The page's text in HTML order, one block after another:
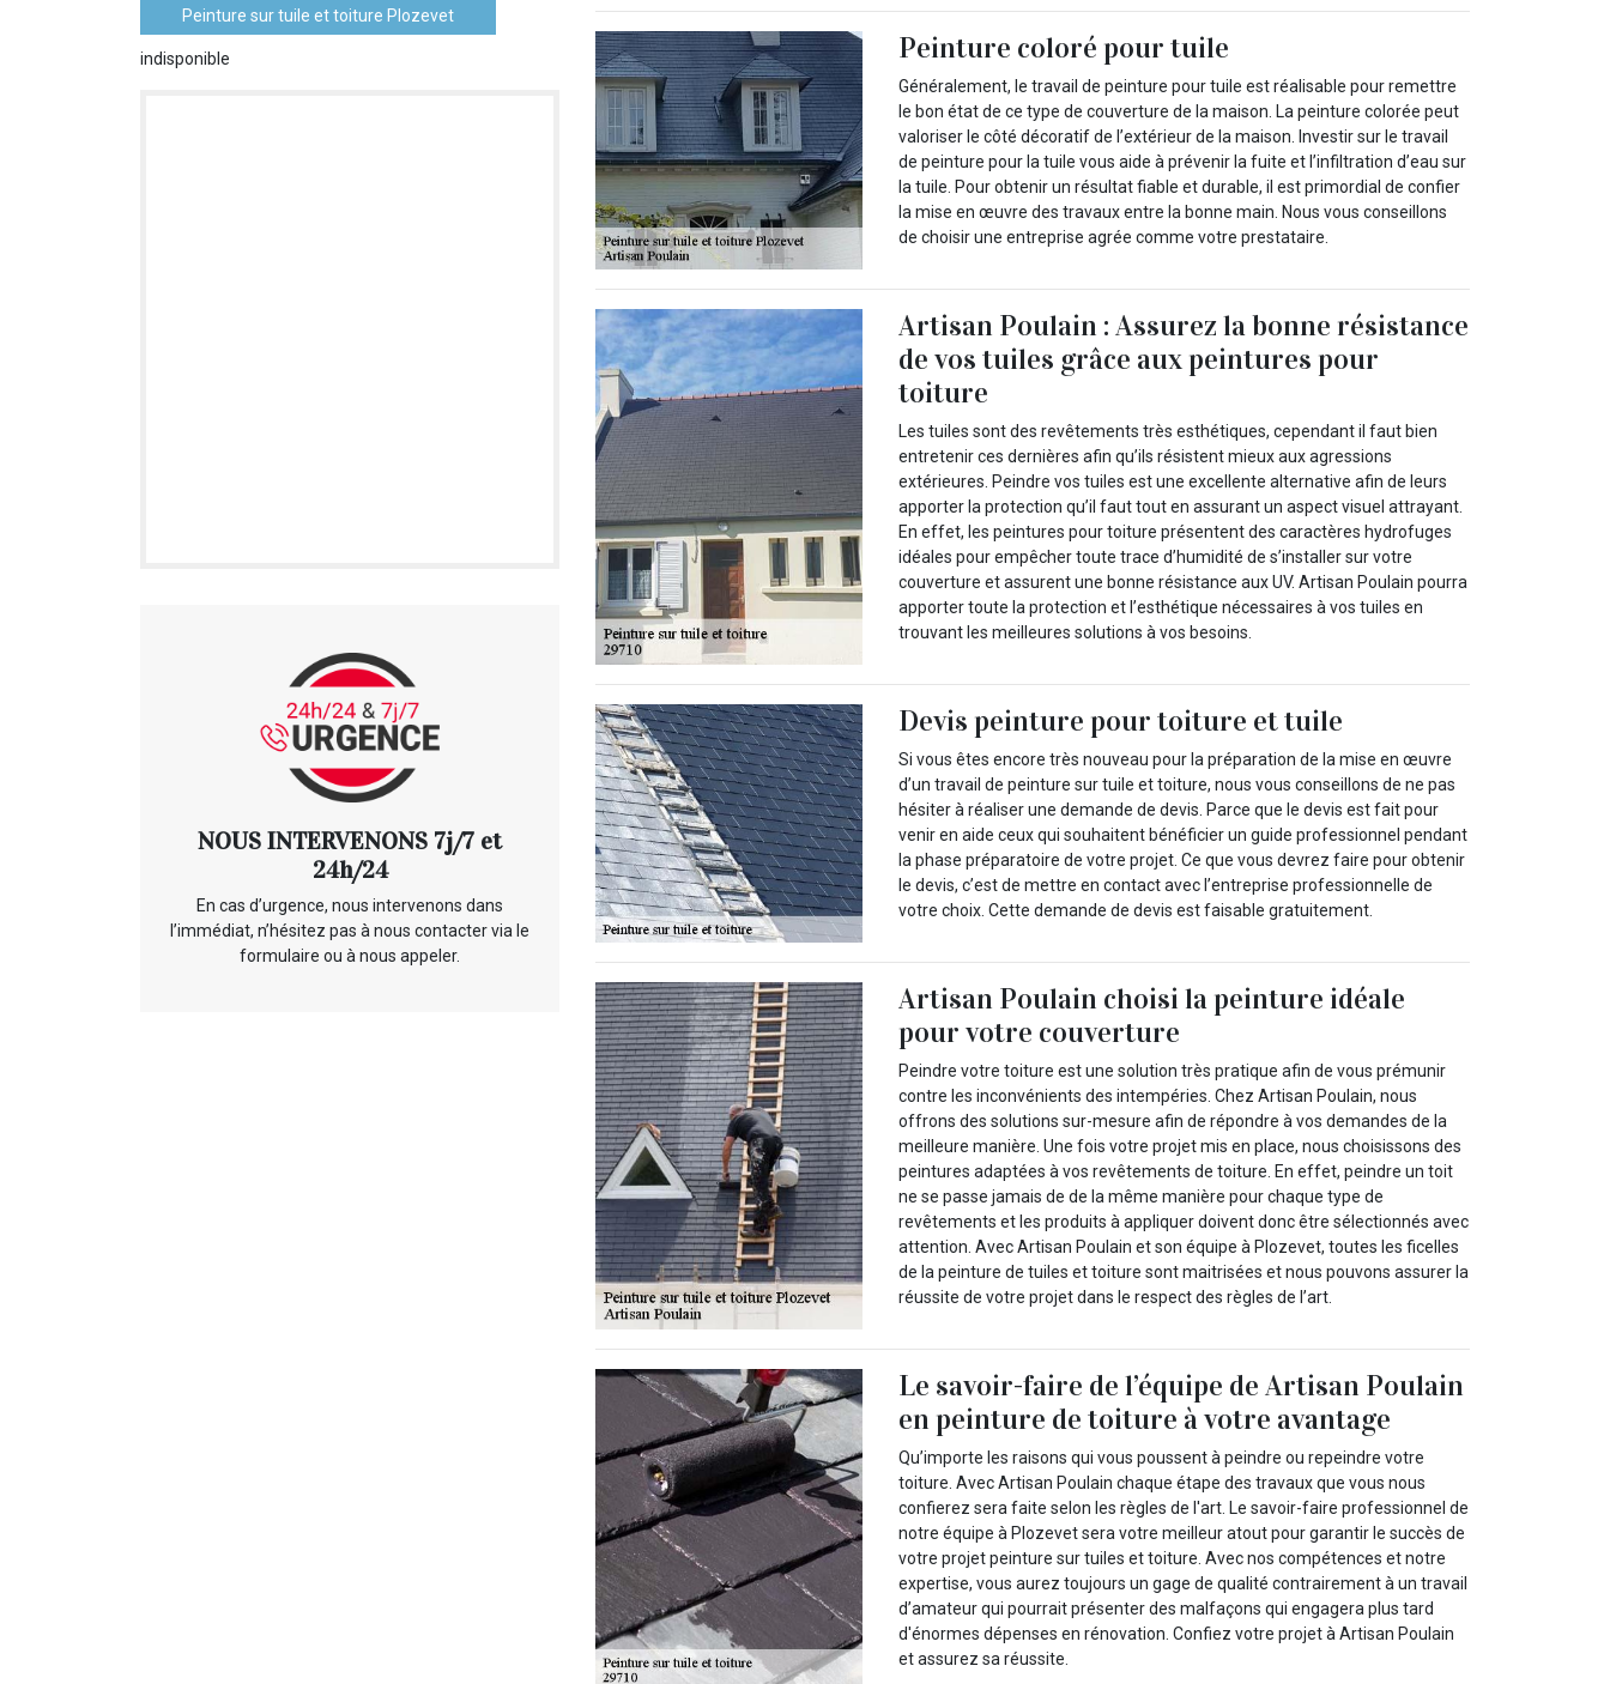
Peinture sur tuile et toiture Plozevet
indisponible
NOUS INTERVENONS 7j/7 et
24h/24
En cas d’urgence, nous intervenons dans
l’immédiat, n’hésitez pas à nous contacter via le
formulaire ou à nous appeler.
Peinture coloré pour tuile
Généralement, le travail de peinture pour tuile est réalisable pour remettre
le bon état de ce type de couverture de la maison. La peinture colorée peut
valoriser le côté décoratif de l’extérieur de la maison. Investir sur le travail
de peinture pour la tuile vous aide à prévenir la fuite et l’infiltration d’eau sur
la tuile. Pour obtenir un résultat fiable et durable, il est primordial de confier
la mise en œuvre des travaux entre la bonne main. Nous vous conseillons
de choisir une entreprise agrée comme votre prestataire.
Artisan Poulain : Assurez la bonne résistance
de vos tuiles grâce aux peintures pour
toiture
Les tuiles sont des revêtements très esthétiques, cependant il faut bien
entretenir ces dernières afin qu’ils résistent mieux aux agressions
extérieures. Peindre vos tuiles est une excellente alternative afin de leurs
apporter la protection qu’il faut tout en assurant un aspect visuel attrayant.
En effet, les peintures pour toiture présentent des caractères hydrofuges
idéales pour empêcher toute trace d’humidité de s’installer sur votre
couverture et assurent une bonne résistance aux UV. Artisan Poulain pourra
apporter toute la protection et l’esthétique nécessaires à vos tuiles en
trouvant les meilleures solutions à vos besoins.
Devis peinture pour toiture et tuile
Si vous êtes encore très nouveau pour la préparation de la mise en œuvre
d’un travail de peinture sur tuile et toiture, nous vous conseillons de ne pas
hésiter à réaliser une demande de devis. Parce que le devis est fait pour
venir en aide ceux qui souhaitent bénéficier un guide professionnel pendant
la phase préparatoire de votre projet. Ce que vous devrez faire pour obtenir
le devis, c’est de mettre en contact avec l’entreprise professionnelle de
votre choix. Cette demande de devis est faisable gratuitement.
Artisan Poulain choisi la peinture idéale
pour votre couverture
Peindre votre toiture est une solution très pratique afin de vous prémunir
contre les inconvénients des intempéries. Chez Artisan Poulain, nous
offrons des solutions sur-mesure afin de répondre à vos demandes de la
meilleure manière. Une fois votre projet mis en place, nous choisissons des
peintures adaptées à vos revêtements de toiture. En effet, peindre un toit
ne se passe jamais de de la même manière pour chaque type de
revêtements et les produits à appliquer doivent donc être sélectionnés avec
attention. Avec Artisan Poulain et son équipe à Plozevet, toutes les ficelles
de la peinture de tuiles et toiture sont maitrisées et nous pouvons assurer la
réussite de votre projet dans le respect des règles de l’art.
Le savoir-faire de l’équipe de Artisan Poulain
en peinture de toiture à votre avantage
Qu’importe les raisons qui vous poussent à peindre ou repeindre votre
toiture. Avec Artisan Poulain chaque étape des travaux que vous nous
confierez sera faite selon les règles de l'art. Le savoir-faire professionnel de
notre équipe à Plozevet sera votre meilleur atout pour garantir le succès de
votre projet peinture sur tuiles et toiture. Avec nos compétences et notre
expertise, vous aurez toujours un gage de qualité contrairement à un travail
d’amateur qui pourrait présenter des malfaçons qui engagera plus tard
d'énormes dépenses en rénovation. Confiez votre projet à Artisan Poulain
et assurez sa réussite.